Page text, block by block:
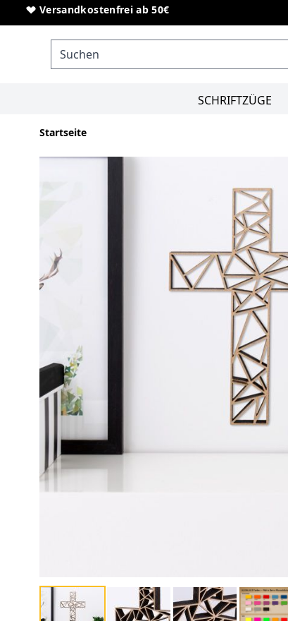
Direkt zum Inhalt
Versandkostenfrei ab 50€
Sonderanfertigungen von Schriftzügen
SCHRIFTZÜGE
Startseite